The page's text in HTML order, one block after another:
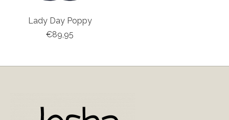
Lady Day Poppy
€89,95